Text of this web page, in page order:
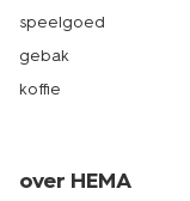
speelgoed
gebak
koffie
over HEMA